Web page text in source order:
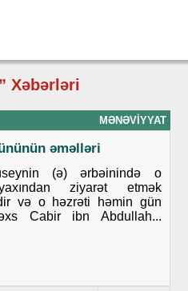
Xəbərləri
MƏNƏVIYYAT
əməlləri
(ə) ərbəinində o
ziyarət etmək
və o həzrəti həmin gün
Cabir ibn Abdullah...